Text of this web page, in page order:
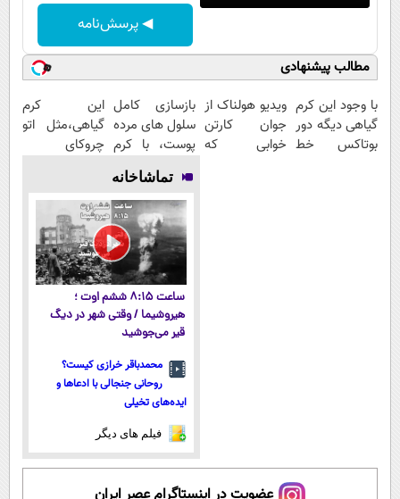
◀ پرسش‌نامه
مطالب پیشنهادی
با وجود این کرم
گیاهی دیگه دور
بوتاکس خط
ویدیو هولناک از
جوان کارتن
خوابی که
بازسازی کامل
سلول های مرده
پوست، با کرم
جوانساز
جلبک(50%
تخفیف)
این کرم
گیاهی،مثل اتو
چروکای
تماشاخانه
ساعت ۸:۱۵ ششم اوت ؛
هیروشیما / وقتی شهر در دیگ
قیر می‌جوشید
محمدباقر خرازی کیست؟
روحانی جنجالی با ادعاها و
ایده‌های تخیلی
فیلم های دیگر